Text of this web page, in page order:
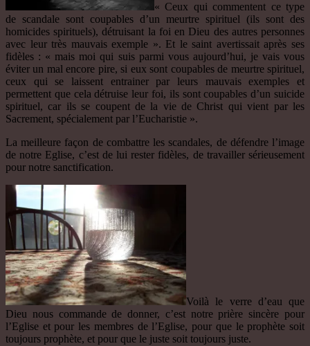
« Ceux qui commentent ce type
de scandale sont coupables d’un meurtre spirituel (ils sont des
homicides spirituels), détruisant la foi en Dieu des autres personnes
avec leur très mauvais exemple ». Et le saint avertissait après ses
fidèles : « mais moi qui suis parmi vous aujourd’hui, je vais vous
éviter un mal encore pire, si eux sont coupables de meurtre spirituel,
ceux qui se laissent entrainer par leurs mauvais exemples et
permettent que cela détruise leur foi, ils sont coupables d’un suicide
spirituel, car ils se coupent de la vie de Christ qui vient par les
Sacrement, spécialement par l’Eucharistie ».
La meilleure façon de combattre les scandales, de défendre l’image
de notre Eglise, c’est de lui rester fidèles, de travailler sérieusement
pour notre sanctification.
Voilà le verre d’eau que
Dieu nous commande de donner, c’est notre prière sincère pour
l’Eglise et pour les membres de l’Eglise, pour que le prophète soit
toujours prophète, et pour que le juste soit toujours juste.